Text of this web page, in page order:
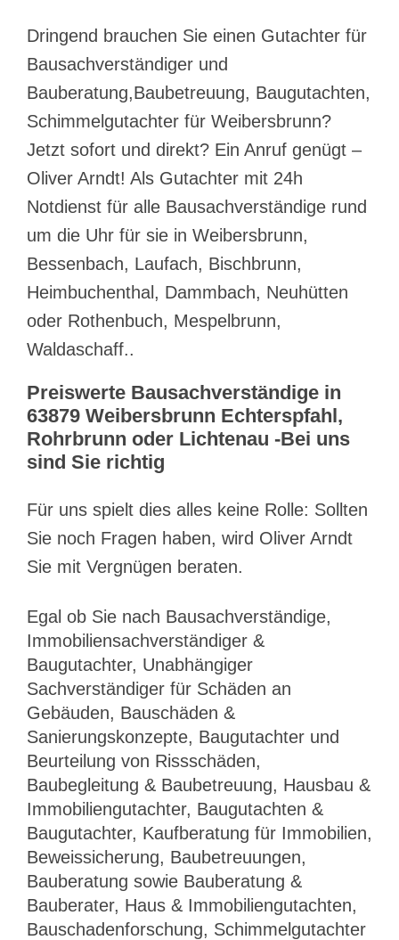
Dringend brauchen Sie einen Gutachter für
Bausachverständiger und
Bauberatung,Baubetreuung, Baugutachten,
Schimmelgutachter für Weibersbrunn?
Jetzt sofort und direkt? Ein Anruf genügt –
Oliver Arndt! Als Gutachter mit 24h
Notdienst für alle Bausachverständige rund
um die Uhr für sie in Weibersbrunn,
Bessenbach, Laufach, Bischbrunn,
Heimbuchenthal, Dammbach, Neuhütten
oder Rothenbuch, Mespelbrunn,
Waldaschaff..
Preiswerte Bausachverständige in
63879 Weibersbrunn Echterspfahl,
Rohrbrunn oder Lichtenau -Bei uns
sind Sie richtig
Für uns spielt dies alles keine Rolle: Sollten
Sie noch Fragen haben, wird Oliver Arndt
Sie mit Vergnügen beraten.
Egal ob Sie nach Bausachverständige,
Immobiliensachverständiger &
Baugutachter, Unabhängiger
Sachverständiger für Schäden an
Gebäuden, Bauschäden &
Sanierungskonzepte, Baugutachter und
Beurteilung von Rissschäden,
Baubegleitung & Baubetreuung, Hausbau &
Immobiliengutachter, Baugutachten &
Baugutachter, Kaufberatung für Immobilien,
Beweissicherung, Baubetreuungen,
Bauberatung sowie Bauberatung &
Bauberater, Haus & Immobiliengutachten,
Bauschadenforschung, Schimmelgutachter